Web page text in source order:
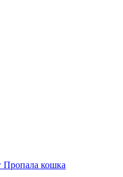
Пропала кошка